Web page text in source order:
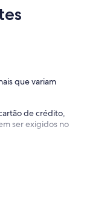
que variam
de crédito,
ser exigidos no